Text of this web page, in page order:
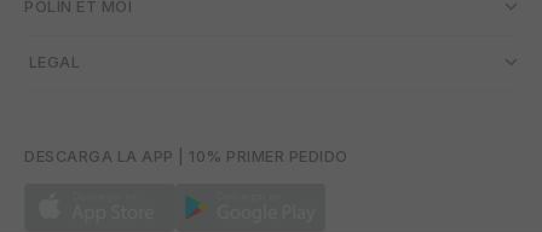
POLÍN ET MOI
­ LEGAL
DESCARGA LA APP | 10% PRIMER PEDIDO